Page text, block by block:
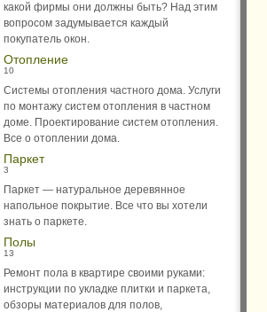
какой фирмы они должны быть? Над этим
вопросом задумывается каждый
покупатель окон.
Отопление
10
Системы отопления частного дома. Услуги
по монтажу систем отопления в частном
доме. Проектирование систем отопления.
Все о отоплении дома.
Паркет
3
Паркет — натуральное деревянное
напольное покрытие. Все что вы хотели
знать о паркете.
Полы
13
Ремонт пола в квартире своими руками:
инструкции по укладке плитки и паркета,
обзоры материалов для полов,